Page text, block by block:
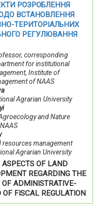
РОЗРОБЛЕННЯ
ВСТАНОВЛЕННЯ
ТЕРИТОРІАЛЬНИХ
РЕГУЛЮВАННЯ
сorresponding
for institutional
Institute of
of NAAS
Agrarian University
and Nature
management
Agrarian University
OF LAND
REGARDING THE
OF ADMINISTRATIVE-
FISCAL REGULATION